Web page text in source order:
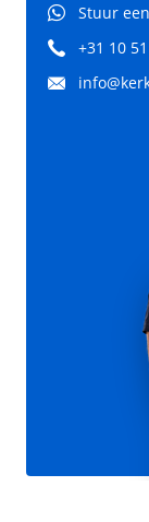
Stuur
+31 10